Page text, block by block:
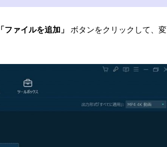
「ファイルを追加」
ボタンをクリックして、変